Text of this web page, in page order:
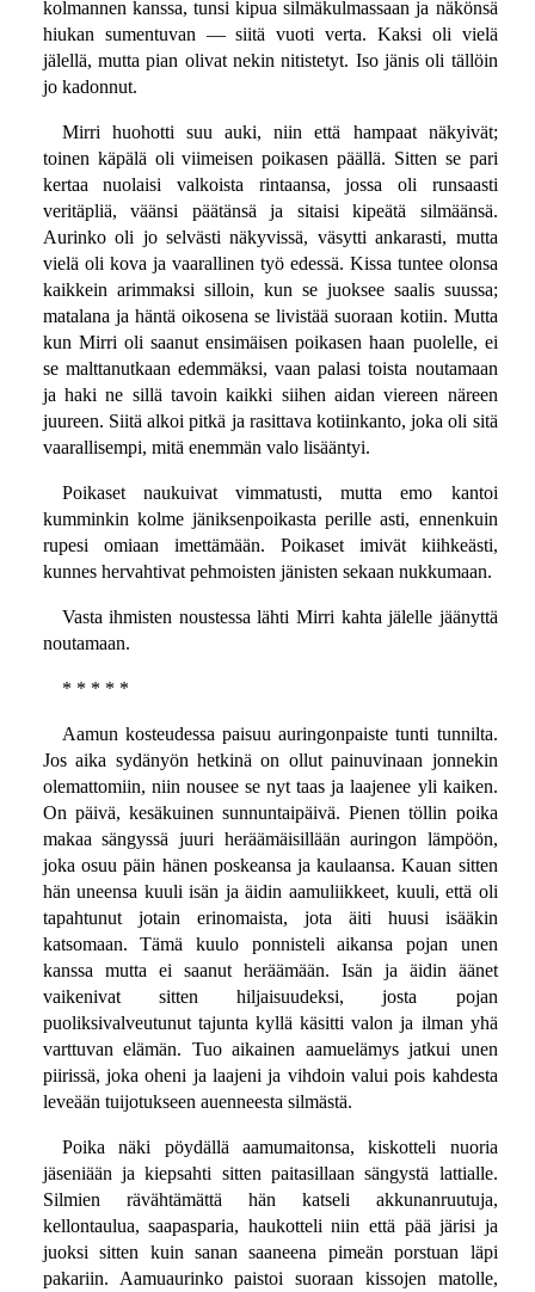
kolmannen kanssa, tunsi kipua silmäkulmassaan ja näkönsä
hiukan sumentuvan — siitä vuoti verta. Kaksi oli vielä
jälellä, mutta pian olivat nekin nitistetyt. Iso jänis oli tällöin
jo kadonnut.
Mirri huohotti suu auki, niin että hampaat näkyivät;
toinen käpälä oli viimeisen poikasen päällä. Sitten se pari
kertaa nuolaisi valkoista rintaansa, jossa oli runsaasti
veritäpliä, väänsi päätänsä ja sitaisi kipeätä silmäänsä.
Aurinko oli jo selvästi näkyvissä, väsytti ankarasti, mutta
vielä oli kova ja vaarallinen työ edessä. Kissa tuntee olonsa
kaikkein arimmaksi silloin, kun se juoksee saalis suussa;
matalana ja häntä oikosena se livistää suoraan kotiin. Mutta
kun Mirri oli saanut ensimäisen poikasen haan puolelle, ei
se malttanutkaan edemmäksi, vaan palasi toista noutamaan
ja haki ne sillä tavoin kaikki siihen aidan viereen näreen
juureen. Siitä alkoi pitkä ja rasittava kotiinkanto, joka oli sitä
vaarallisempi, mitä enemmän valo lisääntyi.
Poikaset naukuivat vimmatusti, mutta emo kantoi
kumminkin kolme jäniksenpoikasta perille asti, ennenkuin
rupesi omiaan imettämään. Poikaset imivät kiihkeästi,
kunnes hervahtivat pehmoisten jänisten sekaan nukkumaan.
Vasta ihmisten noustessa lähti Mirri kahta jälelle jäänyttä
noutamaan.
* * * * *
Aamun kosteudessa paisuu auringonpaiste tunti tunnilta.
Jos aika sydänyön hetkinä on ollut painuvinaan jonnekin
olemattomiin, niin nousee se nyt taas ja laajenee yli kaiken.
On päivä, kesäkuinen sunnuntaipäivä. Pienen töllin poika
makaa sängyssä juuri heräämäisillään auringon lämpöön,
joka osuu päin hänen poskeansa ja kaulaansa. Kauan sitten
hän uneensa kuuli isän ja äidin aamuliikkeet, kuuli, että oli
tapahtunut jotain erinomaista, jota äiti huusi isääkin
katsomaan. Tämä kuulo ponnisteli aikansa pojan unen
kanssa mutta ei saanut heräämään. Isän ja äidin äänet
vaikenivat sitten hiljaisuudeksi, josta pojan
puoliksivalveutunut tajunta kyllä käsitti valon ja ilman yhä
varttuvan elämän. Tuo aikainen aamuelämys jatkui unen
piirissä, joka oheni ja laajeni ja vihdoin valui pois kahdesta
leveään tuijotukseen auenneesta silmästä.
Poika näki pöydällä aamumaitonsa, kiskotteli nuoria
jäseniään ja kiepsahti sitten paitasillaan sängystä lattialle.
Silmien rävähtämättä hän katseli akkunanruutuja,
kellontaulua, saapasparia, haukotteli niin että pää järisi ja
juoksi sitten kuin sanan saaneena pimeän porstuan läpi
pakariin. Aamuaurinko paistoi suoraan kissojen matolle,